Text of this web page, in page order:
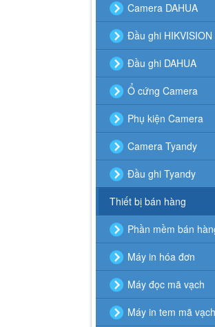
Camera DAHUA
Đầu ghi HIKVISION
Đầu ghi DAHUA
Ổ cứng Camera
Phụ kiện Camera
Camera Tyandy
Đầu ghi Tyandy
Thiết bị bán hàng
Phần mềm bán
Máy in hóa đơn
Máy đọc mã vạch
Máy in tem mã vạch